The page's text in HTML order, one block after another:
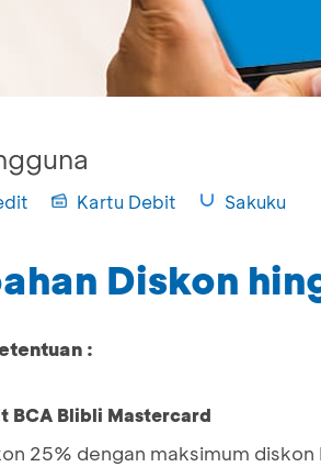
Kartu Debit Sakuku
Diskon
:
BCA Blibli Mastercard
25% dengan maksimum